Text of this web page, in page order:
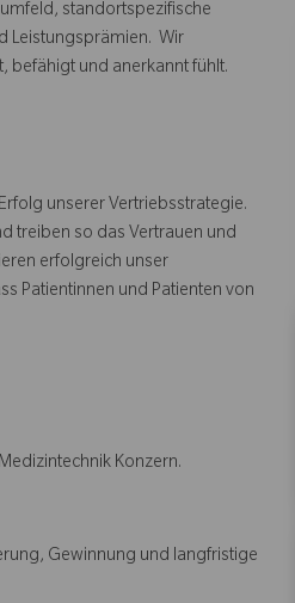
standortspezifische
Leistungsprämien. Wir
befähigt und anerkannt fühlt.
unserer Vertriebsstrategie.
treiben so das Vertrauen und
erfolgreich unser
Patientinnen und Patienten von
Konzern.
Gewinnung und langfristige